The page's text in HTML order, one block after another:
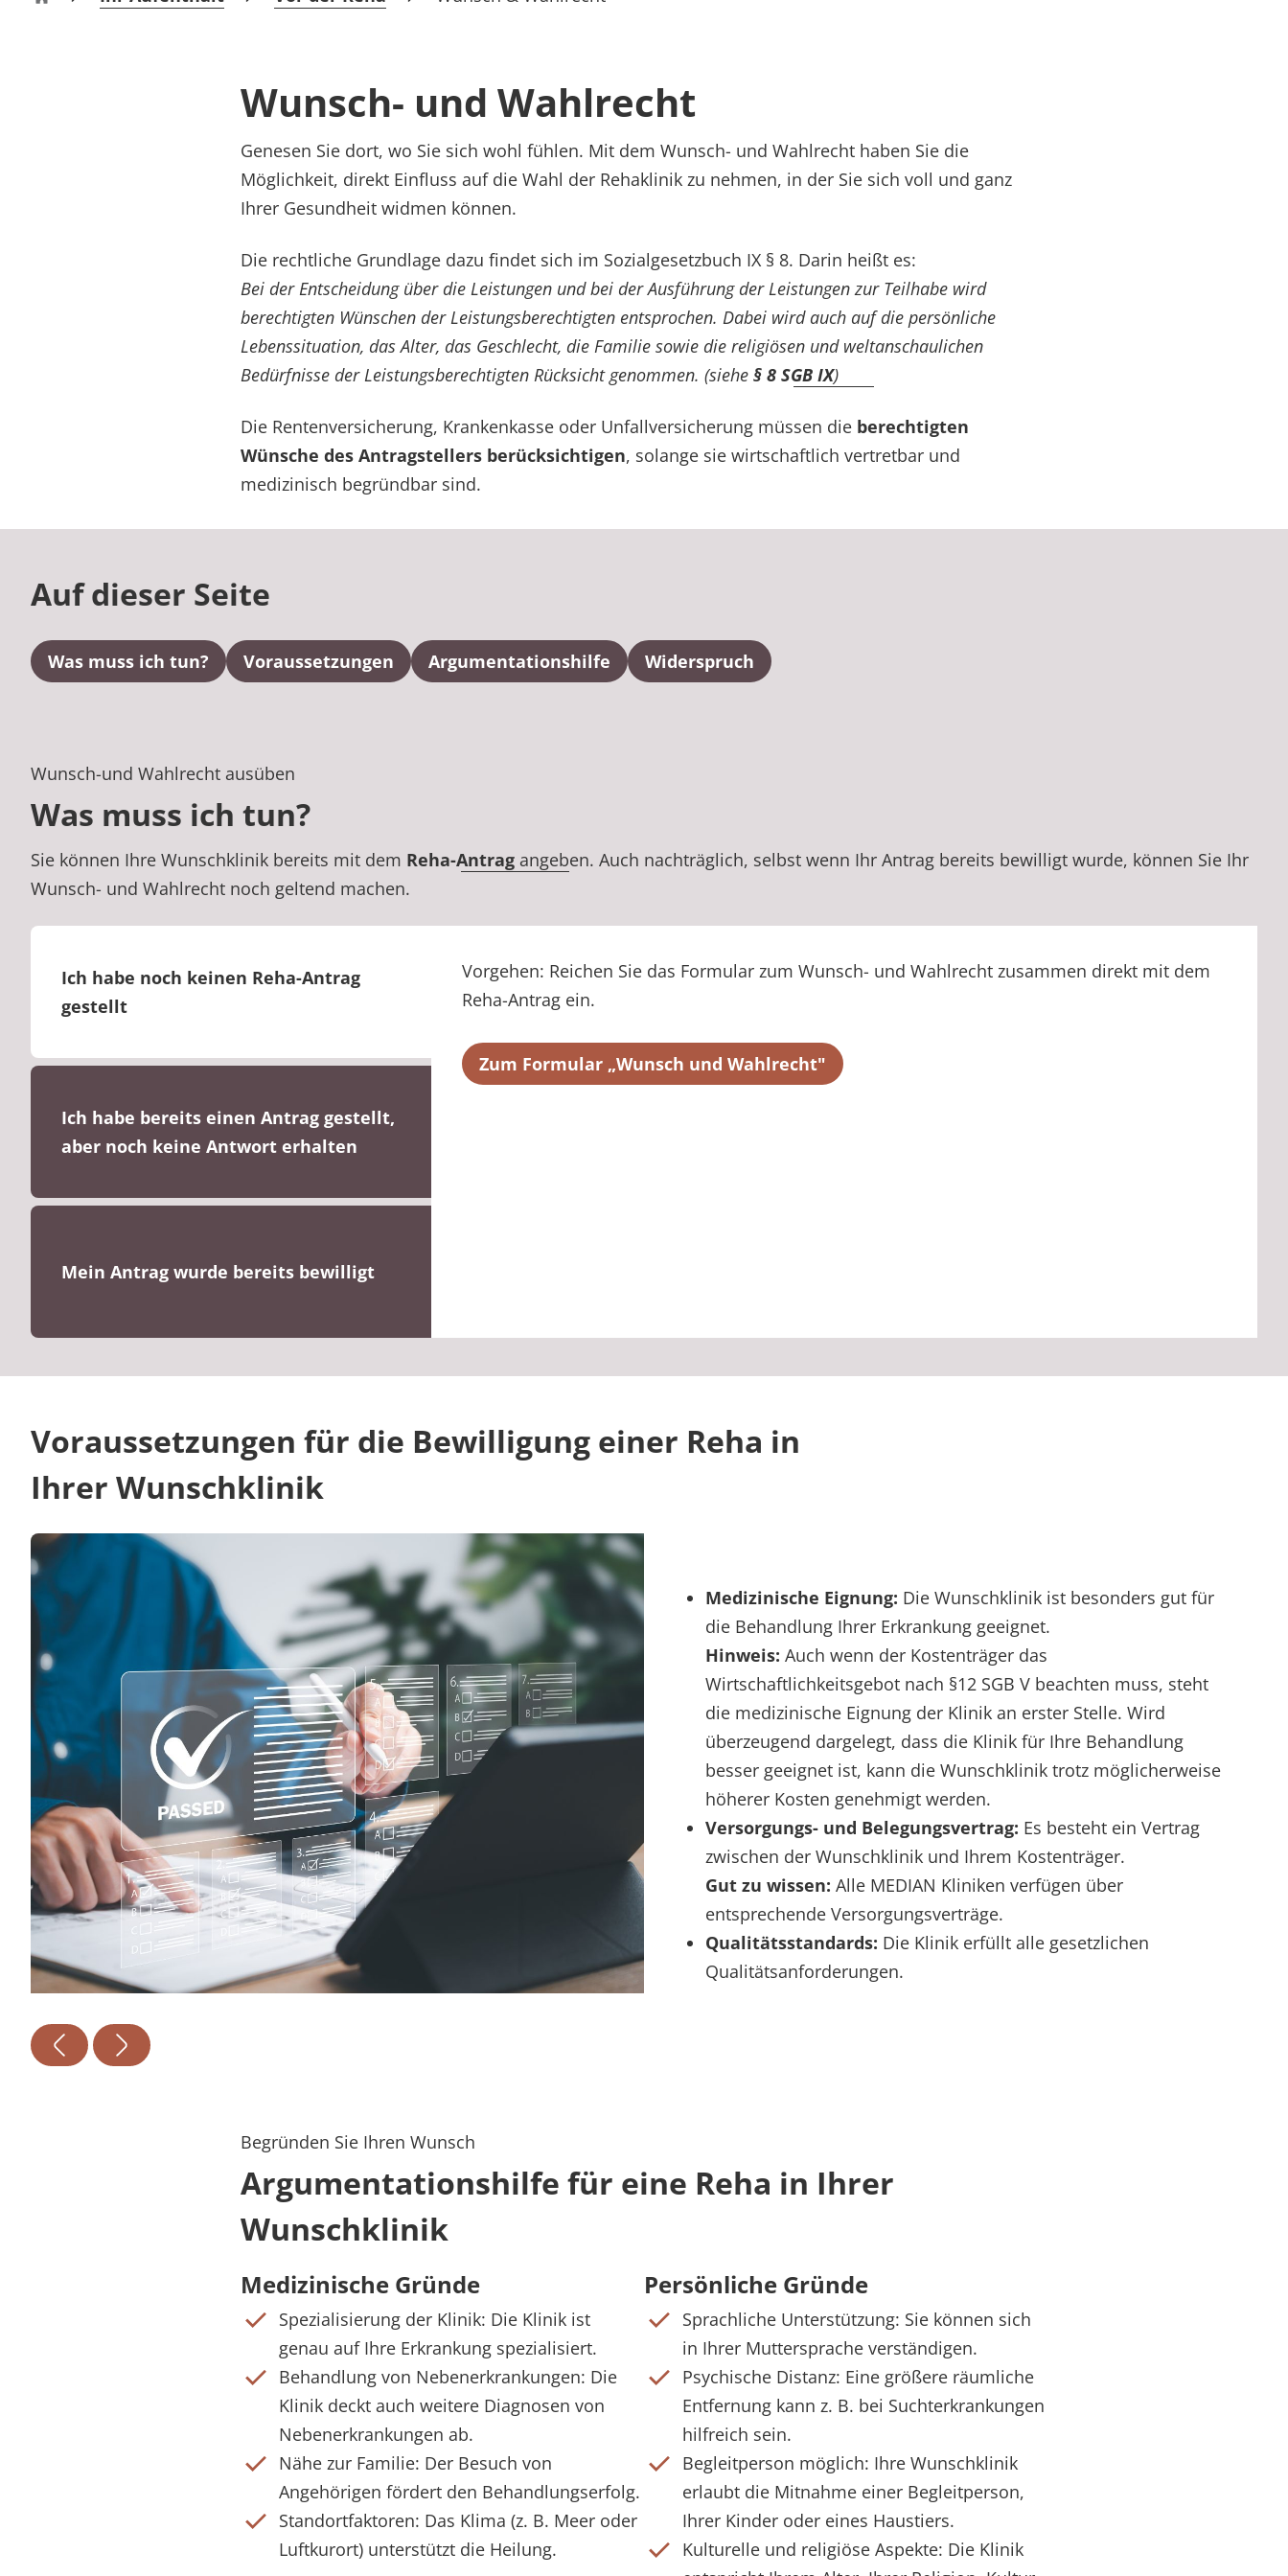
Rheumatologie
Klinik Eschenburg
Wunsch- und Wahlrecht
Genesen Sie dort, wo Sie sich wohl fühlen. Mit dem Wunsch- und Wahlrecht haben Sie die
Möglichkeit, direkt Einfluss auf die Wahl der Rehaklinik zu nehmen, in der Sie sich voll und ganz
Ihrer Gesundheit widmen können.
Die rechtliche Grundlage dazu findet sich im Sozialgesetzbuch IX § 8. Darin heißt es:
Bei der Entscheidung über die Leistungen und bei der Ausführung der Leistungen zur Teilhabe wird
berechtigten Wünschen der Leistungsberechtigten entsprochen. Dabei wird auch auf die persönliche
Lebenssituation, das Alter, das Geschlecht, die Familie sowie die religiösen und weltanschaulichen
Bedürfnisse der Leistungsberechtigten Rücksicht genommen. (siehe § 8 SGB IX)
Die Rentenversicherung, Krankenkasse oder Unfallversicherung müssen die berechtigten
Wünsche des Antragstellers berücksichtigen, solange sie wirtschaftlich vertretbar und
medizinisch begründbar sind.
Auf dieser Seite
Was muss ich tun? Voraussetzungen Argumentationshilfe Widerspruch
Wunsch-und Wahlrecht ausüben
Was muss ich tun?
Sie können Ihre Wunschklinik bereits mit dem Reha-Antrag angeben. Auch nachträglich, selbst wenn Ihr Antrag bereits bewilligt wurde, können Sie Ihr
Wunsch- und Wahlrecht noch geltend machen.
Ich habe noch keinen Reha-Antrag
gestellt
Ich habe bereits einen Antrag gestellt,
aber noch keine Antwort erhalten
Mein Antrag wurde bereits bewilligt
Vorgehen: Reichen Sie das Formular zum Wunsch- und Wahlrecht zusammen direkt mit dem
Reha-Antrag ein.
Zum Formular „Wunsch und Wahlrecht"
Voraussetzungen für die Bewilligung einer Reha in
Ihrer Wunschklinik
Medizinische Eignung: Die Wunschklinik ist besonders gut für
die Behandlung Ihrer Erkrankung geeignet.
Hinweis: Auch wenn der Kostenträger das
Wirtschaftlichkeitsgebot nach §12 SGB V beachten muss, steht
die medizinische Eignung der Klinik an erster Stelle. Wird
überzeugend dargelegt, dass die Klinik für Ihre Behandlung
besser geeignet ist, kann die Wunschklinik trotz möglicherweise
höherer Kosten genehmigt werden.
Versorgungs- und Belegungsvertrag: Es besteht ein Vertrag
zwischen der Wunschklinik und Ihrem Kostenträger.
Gut zu wissen: Alle MEDIAN Kliniken verfügen über
entsprechende Versorgungsverträge.
Qualitätsstandards: Die Klinik erfüllt alle gesetzlichen
Qualitätsanforderungen.
Begründen Sie Ihren Wunsch
Argumentationshilfe für eine Reha in Ihrer
Wunschklinik
Medizinische Gründe
Spezialisierung der Klinik: Die Klinik ist
genau auf Ihre Erkrankung spezialisiert.
Behandlung von Nebenerkrankungen: Die
Klinik deckt auch weitere Diagnosen von
Nebenerkrankungen ab.
Nähe zur Familie: Der Besuch von
Angehörigen fördert den Behandlungserfolg.
Standortfaktoren: Das Klima (z. B. Meer oder
Luftkurort) unterstützt die Heilung.
Persönliche Gründe
Sprachliche Unterstützung: Sie können sich
in Ihrer Muttersprache verständigen.
Psychische Distanz: Eine größere räumliche
Entfernung kann z. B. bei Suchterkrankungen
hilfreich sein.
Begleitperson möglich: Ihre Wunschklinik
erlaubt die Mitnahme einer Begleitperson,
Ihrer Kinder oder eines Haustiers.
Kulturelle und religiöse Aspekte: Die Klinik